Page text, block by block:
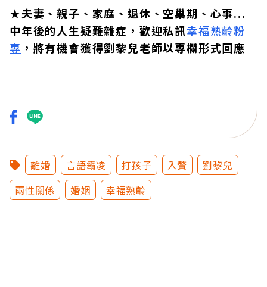
★夫妻、親子、家庭、退休、空巢期、心事...
中年後的人生疑難雜症，歡迎私訊幸福熟齡粉
專 ，將有機會獲得劉黎兒老師以專欄形式回應
離婚 言語霸凌 打孩子 入贅
劉黎兒
兩性關係
婚姻 幸福熟齡